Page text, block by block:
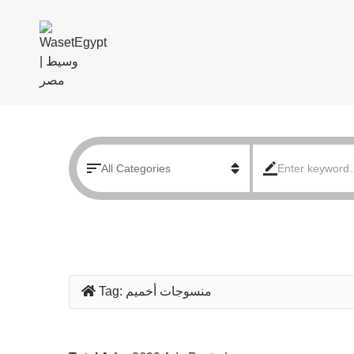
Tag: منسوجات أخميم